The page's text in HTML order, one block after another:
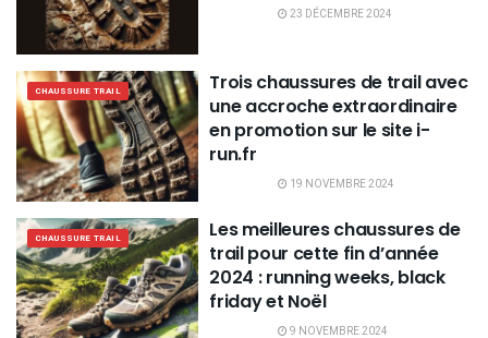
23 DÉCEMBRE 2024
CHAUSSURE TRAIL
Trois chaussures de trail avec
une accroche extraordinaire
en promotion sur le site i-
run.fr
19 NOVEMBRE 2024
CHAUSSURE TRAIL
Les meilleures chaussures de
trail pour cette fin d’année
2024 : running weeks, black
friday et Noël
9 NOVEMBRE 2024